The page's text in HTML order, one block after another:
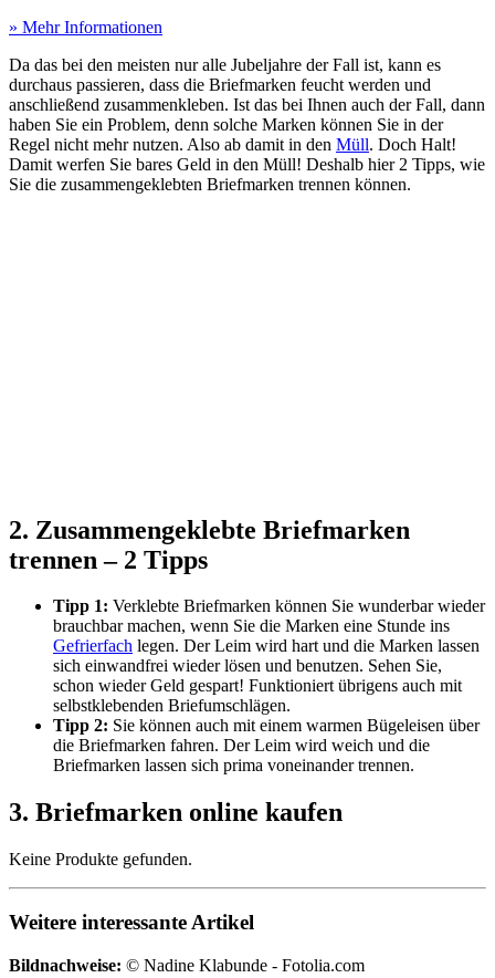
» Mehr Informationen
Da das bei den meisten nur alle Jubeljahre der Fall ist, kann es
durchaus passieren, dass die Briefmarken feucht werden und
anschließend zusammenkleben. Ist das bei Ihnen auch der Fall, dann
haben Sie ein Problem, denn solche Marken können Sie in der
Regel nicht mehr nutzen. Also ab damit in den Müll. Doch Halt!
Damit werfen Sie bares Geld in den Müll! Deshalb hier 2 Tipps, wie
Sie die zusammengeklebten Briefmarken trennen können.
2. Zusammengeklebte Briefmarken
trennen – 2 Tipps
Tipp 1: Verklebte Briefmarken können Sie wunderbar wieder
brauchbar machen, wenn Sie die Marken eine Stunde ins
Gefrierfach legen. Der Leim wird hart und die Marken lassen
sich einwandfrei wieder lösen und benutzen. Sehen Sie,
schon wieder Geld gespart! Funktioniert übrigens auch mit
selbstklebenden Briefumschlägen.
Tipp 2: Sie können auch mit einem warmen Bügeleisen über
die Briefmarken fahren. Der Leim wird weich und die
Briefmarken lassen sich prima voneinander trennen.
3. Briefmarken online kaufen
Keine Produkte gefunden.
Weitere interessante Artikel
Bildnachweise: © Nadine Klabunde - Fotolia.com